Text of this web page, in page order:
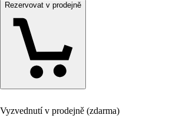
Rezervovat v prodejně
Vyzvednutí v prodejně (zdarma)